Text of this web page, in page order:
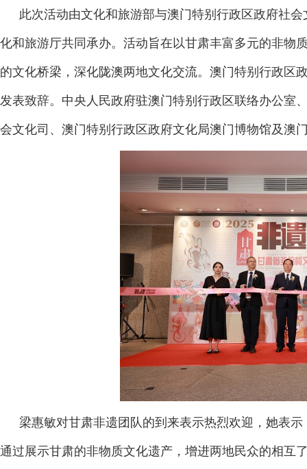
此次活动由文化和旅游部与澳门特别行政区政府社
化和旅游厅共同承办。活动旨在以甘肃丰富多元的非物
的文化桥梁，深化陇澳两地文化交流。澳门特别行政区
发表致辞。中央人民政府驻澳门特别行政区联络办公室
会文化司、澳门特别行政区政府文化局澳门博物馆及澳
梁惠敏对甘肃非遗团队的到来表示热烈欢迎，她表
通过展示甘肃的非物质文化遗产，增进两地民众的相互